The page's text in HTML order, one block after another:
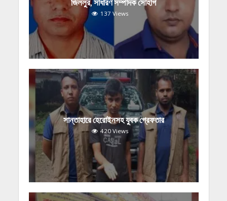
137 Views
সান্তাহারে হেরোইনসহ যুবক গ্রেফতার
420 Views